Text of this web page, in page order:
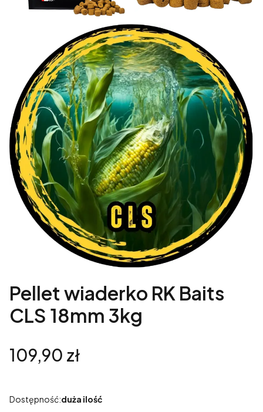
Pellet wiaderko RK Baits
CLS 18mm 3kg
Cena
109,90 zł
Dostępność:duża ilość